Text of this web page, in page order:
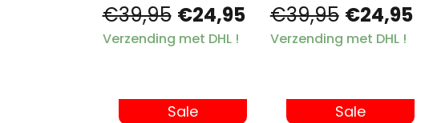
€39,95 €24,95
Verzending met DHL !
€39,95 €24,95
Verzending met DHL !
Sale Sale